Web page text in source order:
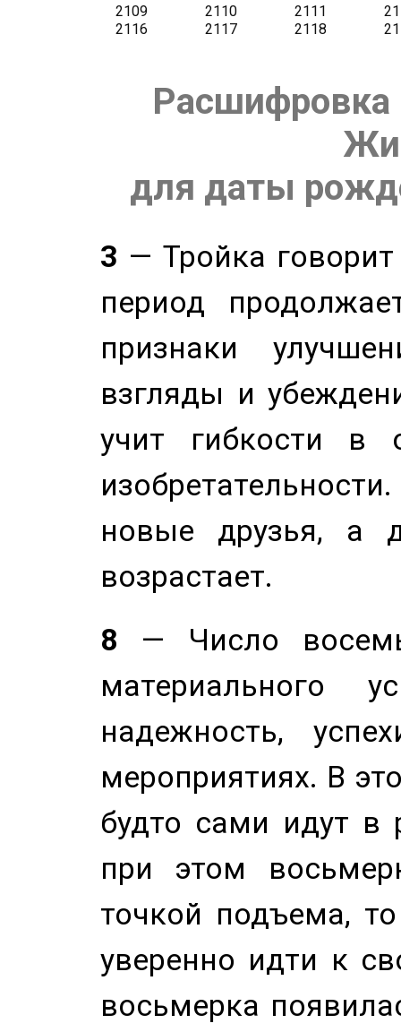
Расшифровка
для даты
3 — Тройка
период
признаки
взгляды и
учит гибкости в
новые друзья, а
возрастает.
8 — Число
материального
надежность,
мероприятиях. В
будто сами идут в
при этом
точкой подъема,
уверенно идти к
восьмерка